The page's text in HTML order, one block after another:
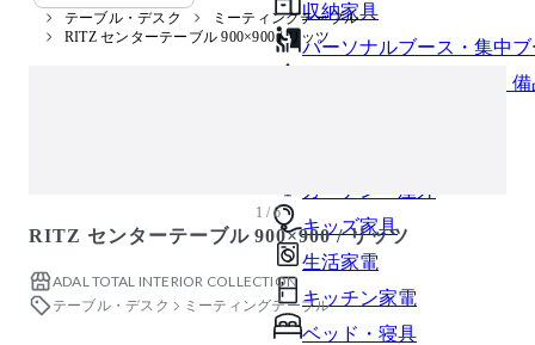
収納家具
パーソナルブース・集中
オフィスアクセサリー・
ガーデン・屋外
キッズ家具
生活家電
キッチン家電
ベッド・寝具
テーブル・デスク
ミーティングテーブル
RITZ センターテーブル 900×900 / リッツ
1 / 6
RITZ センターテーブル 900×900 / リッツ
ADAL TOTAL INTERIOR COLLECTION
テーブル・デスク
ミーティングテーブル